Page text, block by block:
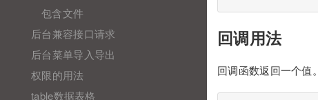
包含文件
后台兼容接口请求
后台菜单导入导出
权限的用法
table数据表格
回调用法
回调函数返回一个值。